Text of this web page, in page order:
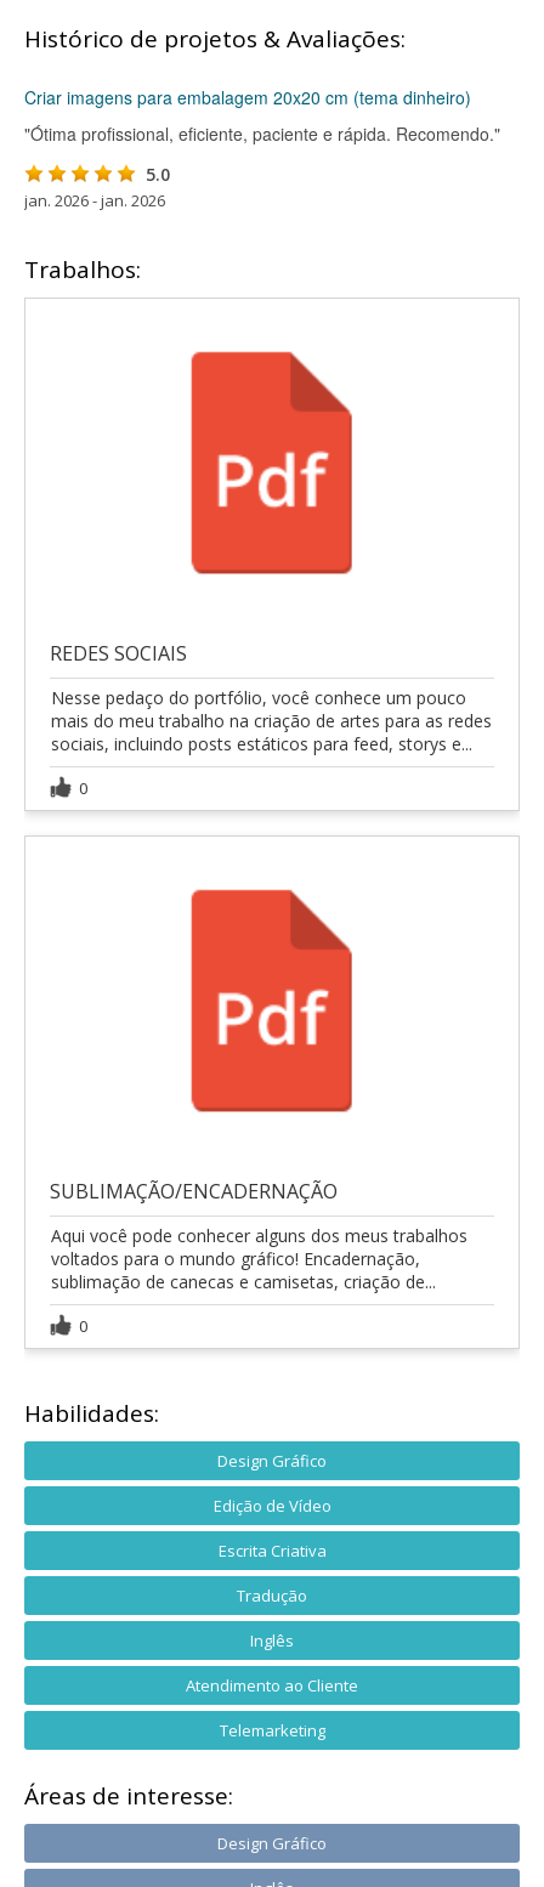
Histórico de projetos & Avaliações:
Criar imagens para embalagem 20x20 cm (tema dinheiro)
"Ótima profissional, eficiente, paciente e rápida. Recomendo."
5.0
jan. 2026 - jan. 2026
Trabalhos:
REDES SOCIAIS
Nesse pedaço do portfólio, você conhece um pouco
mais do meu trabalho na criação de artes para as redes
sociais, incluindo posts estáticos para feed, storys e...
0
SUBLIMAÇÃO/ENCADERNAÇÃO
Aqui você pode conhecer alguns dos meus trabalhos
voltados para o mundo gráfico! Encadernação,
sublimação de canecas e camisetas, criação de...
0
Habilidades:
Design Gráfico
Edição de Vídeo
Escrita Criativa
Tradução
Inglês
Atendimento ao Cliente
Telemarketing
Áreas de interesse:
Design Gráfico